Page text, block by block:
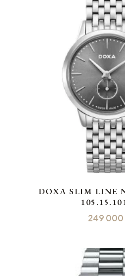
DOXA SLIM LINE
249 000